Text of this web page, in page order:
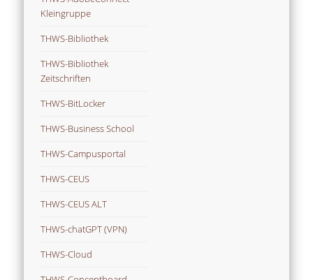
Kleingruppe
THWS-Bibliothek
THWS-Bibliothek
Zeitschriften
THWS-BitLocker
THWS-Business School
THWS-Campusportal
THWS-CEUS
THWS-CEUS ALT
THWS-chatGPT (VPN)
THWS-Cloud